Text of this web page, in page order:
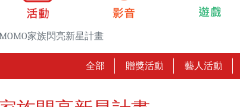
家族閃亮新星計畫
全部 贈獎活動 藝人活動